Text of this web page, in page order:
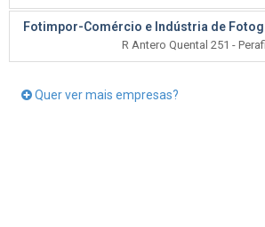
Fotimpor-Comércio e Indústria de
R Antero Quental 251 -
Quer ver mais empresas?